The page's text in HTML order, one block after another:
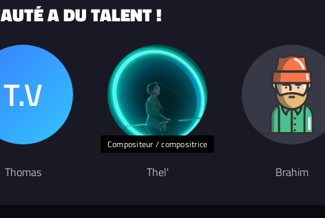
A DU TALENT !
Thomas
Compositeur / compositrice
Thel' Brahim